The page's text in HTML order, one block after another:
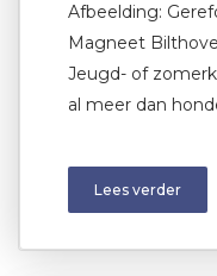
Afbeelding:
Magneet
Jeugd- of
al meer dan
Lees verder